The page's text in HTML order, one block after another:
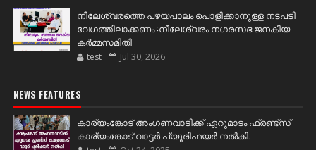
നീലേശ്വരത്തെ പഴയപാലം പൊളിക്കാനുള്ള നടപടി
വേഗത്തിലാക്കണം :നീലേശ്വരം നഗരസഭ ജനകീയ
കർമ്മസമിതി
test Jul 30, 2026
NEWS FEATURES
കാര്യംങ്കോട് അംഗണവാടിക്ക് ഏറുമാടം ഫ്രണ്ട്സ്
കാര്യംങ്കോട് വാട്ടർ പ്യൂരിഫയർ നൽകി.